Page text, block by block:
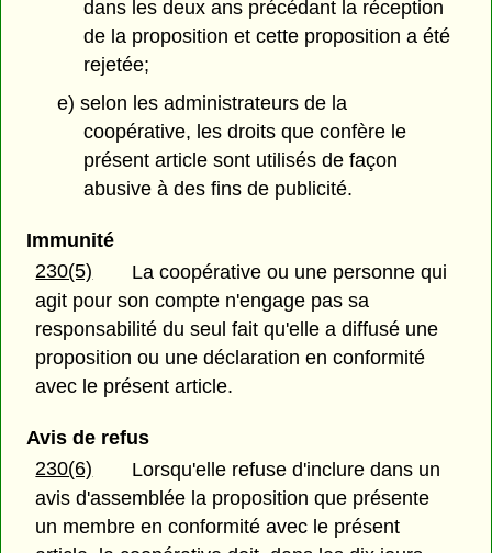
dans les deux ans précédant la réception
de la proposition et cette proposition a été
rejetée;
e) selon les administrateurs de la
coopérative, les droits que confère le
présent article sont utilisés de façon
abusive à des fins de publicité.
Immunité
230(5)
La coopérative ou une personne qui
agit pour son compte n'engage pas sa
responsabilité du seul fait qu'elle a diffusé une
proposition ou une déclaration en conformité
avec le présent article.
Avis de refus
230(6)
Lorsqu'elle refuse d'inclure dans un
avis d'assemblée la proposition que présente
un membre en conformité avec le présent